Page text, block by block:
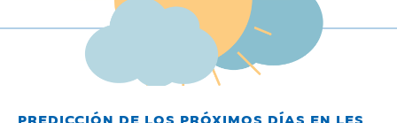
PREDICCIÓN DE LOS PRÓXIMOS DÍAS EN LES